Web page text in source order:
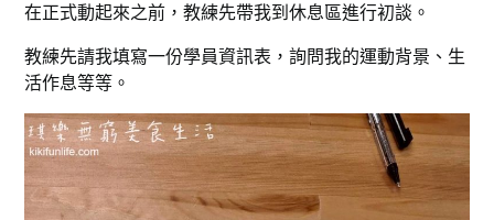
在正式動起來之前，教練先帶我到休息區進行初談。
教練先請我填寫一份學員資訊表，詢問我的運動背景、生
活作息等等。